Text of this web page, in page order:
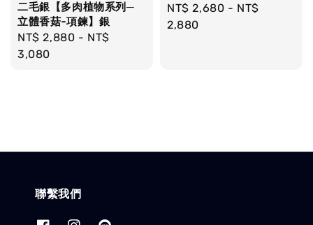
二毛銀【多肉植物系列─
立體香菇-項鍊】銀
Regular
price
NT$ 2,880 - NT$
3,080
Regular
price
NT$ 2,680 - NT$
2,880
聯繫我們